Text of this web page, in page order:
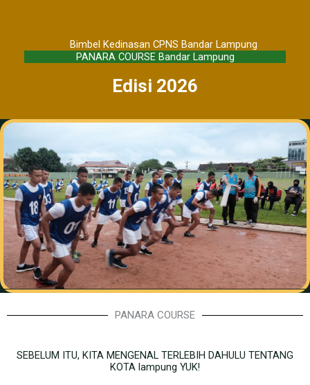
Bimbel Kedinasan CPNS Bandar Lampung
PANARA COURSE Bandar Lampung
Edisi 2026
PANARA COURSE
SEBELUM ITU, KITA MENGENAL TERLEBIH DAHULU TENTANG
KOTA lampung YUK!